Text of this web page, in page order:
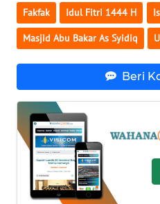
Fakfak Idul Fitri 1444 H
Masjid Abu Bakar As Syidiq
Beri
WN
PAPUA
BARAT
RIAU
WN
SERAMBI
WN
JAMBI